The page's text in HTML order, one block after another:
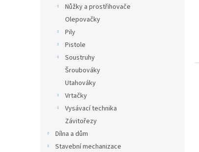
Nůžky a prostřihovače
Olepovačky
Pily
Pistole
Soustruhy
Šroubováky
Utahováky
Vrtačky
Vysávací technika
Závitořezy
Dílna a dům
Stavební mechanizace